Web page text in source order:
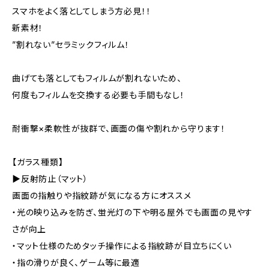
スマホをよく落としてしまう方必見！！
新素材！
”割れない”セラミックフィルム！
曲げても落としてもフィルムが割れないため、
何度もフィルムを交換する必要も手間もなし！
耐衝撃×柔軟性が抜群で、画面の傷や割れから守ります！
【ガラス種類】
▶反射防止（マット）
画面の指触りや指紋跡が気になる方にオススメ
・光の映り込みを防ぎ、蛍光灯の下や明る屋外でも画面の見やす
さが向上
・マット仕様のためタッチ操作による指紋跡が目立ちにくい
・指の滑りが良く、ゲーム等に最適